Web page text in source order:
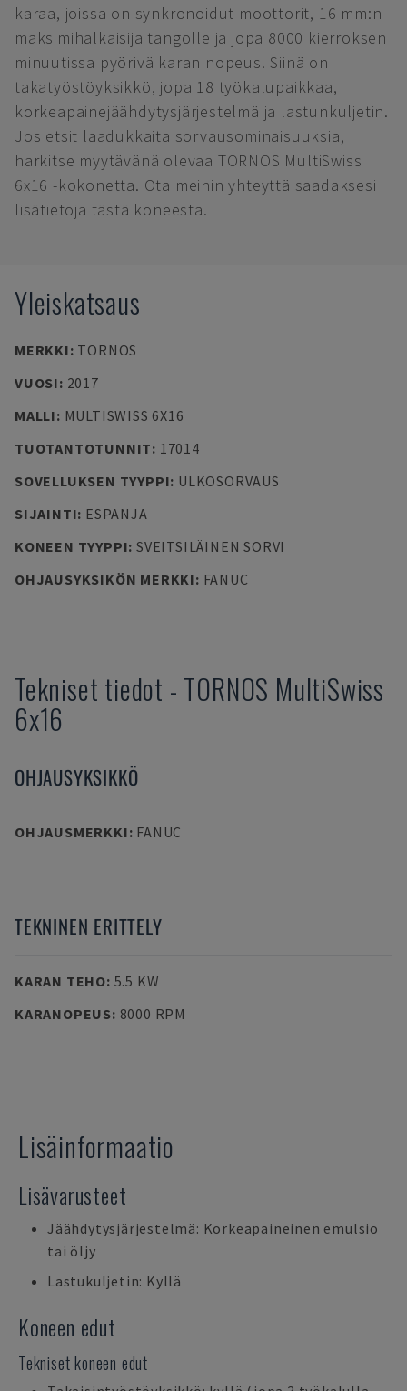
karaa, joissa on synkronoidut moottorit, 16 mm:n
maksimihalkaisija tangolle ja jopa 8000 kierroksen
minuutissa pyörivä karan nopeus. Siinä on
takatyöstöyksikkö, jopa 18 työkalupaikkaa,
korkeapainejäähdytysjärjestelmä ja lastunkuljetin.
Jos etsit laadukkaita sorvausominaisuuksia,
harkitse myytävänä olevaa TORNOS MultiSwiss
6x16 -kokonetta. Ota meihin yhteyttä saadaksesi
lisätietoja tästä koneesta.
Yleiskatsaus
MERKKI: TORNOS
VUOSI: 2017
MALLI: MULTISWISS 6X16
TUOTANTOTUNNIT: 17014
SOVELLUKSEN TYYPPI: ULKOSORVAUS
SIJAINTI: ESPANJA
KONEEN TYYPPI: SVEITSILÄINEN SORVI
OHJAUSYKSIKÖN MERKKI: FANUC
Tekniset tiedot - TORNOS MultiSwiss
6x16
OHJAUSYKSIKKÖ
OHJAUSMERKKI: FANUC
TEKNINEN ERITTELY
KARAN TEHO: 5.5 KW
KARANOPEUS: 8000 RPM
Lisäinformaatio
Lisävarusteet
Jäähdytysjärjestelmä: Korkeapaineinen emulsio
tai öljy
Lastukuljetin: Kyllä
Koneen edut
Tekniset koneen edut